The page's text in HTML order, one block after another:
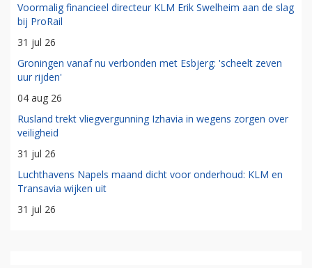
Voormalig financieel directeur KLM Erik Swelheim aan de slag
bij ProRail
31 jul 26
Groningen vanaf nu verbonden met Esbjerg: 'scheelt zeven
uur rijden'
04 aug 26
Rusland trekt vliegvergunning Izhavia in wegens zorgen over
veiligheid
31 jul 26
Luchthavens Napels maand dicht voor onderhoud: KLM en
Transavia wijken uit
31 jul 26